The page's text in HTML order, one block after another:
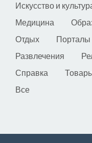
Искусство и
Медицина
Отдых
Порталы
Развлечения
Справка
Все